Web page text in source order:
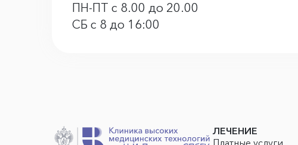
ПН-ПТ с 8.00 до 20.00
СБ с 8 до 16:00
ЛЕЧЕНИЕ
Платные услуги